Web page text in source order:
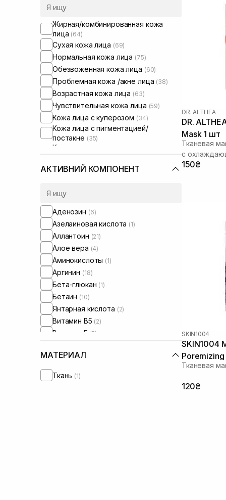
Жирная/комбинированная кожа
лица (64)
Сухая кожа лица (69)
Нормальная кожа лица (75)
Обезвоженная кожа лица (60)
Проблемная кожа /акне лица (38)
Возрастная кожа лица (63)
Чувствительная кожа лица (59)
Кожа лица с куперозом (34)
Кожа лица с пигментацией/
постакне (35)
Кожа лица с расширенными порами
Кожа лица с нарушенным
микробиомом
АКТИВНИЙ КОМПОНЕНТ
Аденозин (6)
Азелаиновая кислота (1)
Аллантоин (21)
Алое вера (4)
Аминокислоты (1)
Аргинин (18)
Бета-глюкан (1)
Бетаин (10)
Янтарная кислота (2)
Витамин B5 (2)
Витамин Е (5)
Витамин U
Гомамелис
МАТЕРИАЛ
Ткань (1)
DR. ALTHEA
DR.
Mask 1 шт
Тканевая
с
150₴
SKIN1004
SKIN1004
Тканевая
120₴